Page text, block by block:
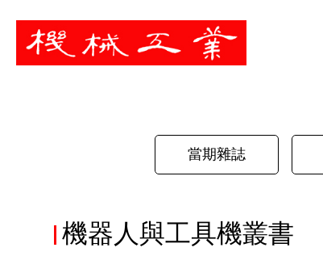
暫停
當期雜誌
機器人與工具機叢書